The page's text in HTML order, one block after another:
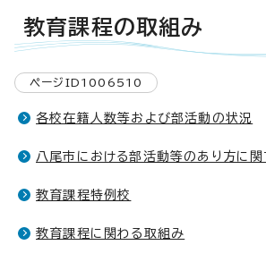
教育課程の取組み
ページID1006510
各校在籍人数等および部活動の状況
八尾市における部活動等のあり方に関
教育課程特例校
教育課程に関わる取組み